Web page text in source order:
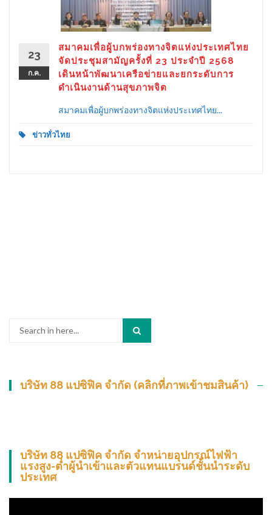
23
ก.ค.
สมาคมเพื่อผู้บกพร่องทางจิตแห่งประเทศไทย
จัดประชุมสามัญครั้งที่ 23 ประจำปี 2568
เดินหน้าพัฒนาเครือข่ายและยกระดับการ
ดำเนินงานด้านสุขภาพจิต
สมาคมเพื่อผู้บกพร่องทางจิตแห่งประเทศไทย...
ข่าวทั่วไทย
บริษัท 88 แปซิฟิค จำกัด (คลิกที่ภาพเข้าชมสินค้า)
บริษัท 88 แปซิฟิค จำกัด จำหน่ายอุปกรณ์ไฟฟ้า
แรงสูง-ต่ำผู้นำเข้าและตัวแทนแบรนด์ชั้นนำระดับ
ประเทศ